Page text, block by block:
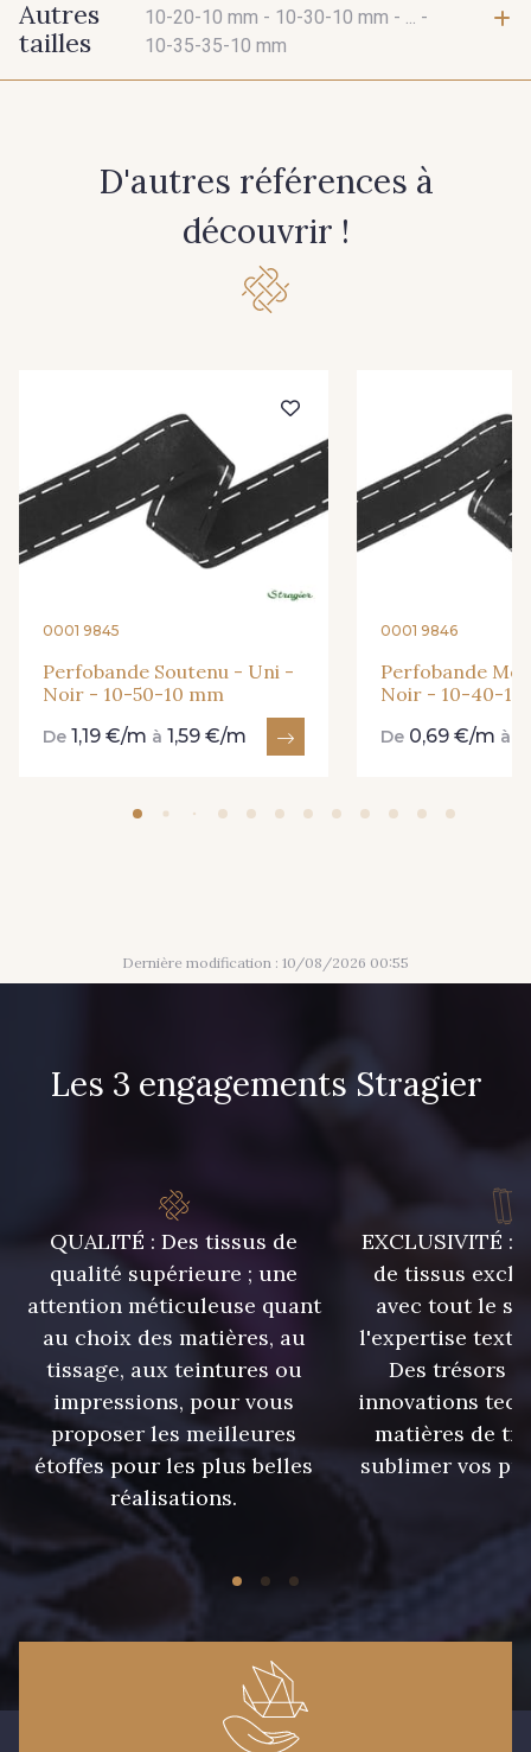
Autres
tailles
10-20-10 mm - 10-30-10 mm - ... -
10-35-35-10 mm
D'autres références à
découvrir !
0001 9845
Perfobande Soutenu - Uni -
Noir - 10-50-10 mm
De 1,19 €/m à 1,59 €/m
0001 9846
Perfobande
Noir - 10-40-10
De 0,69 €/m à
Dernière modification : 10/08/2026 00:55
Les 3 engagements Stragier
QUALITÉ : Des tissus de
qualité supérieure ; une
attention méticuleuse quant
au choix des matières, au
tissage, aux teintures ou
impressions, pour vous
proposer les meilleures
étoffes pour les plus belles
réalisations.
EXCLUSIVITÉ :
de tissus
avec tout le
l'expertise
Des trésors
innovations
matières de
sublimer vos